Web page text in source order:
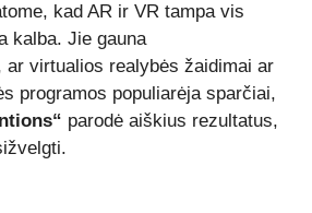
kad AR ir VR tampa vis
kalba. Jie gauna
ar virtualios realybės žaidimai ar
programos populiarėja sparčiai,
parodė aiškius rezultatus,